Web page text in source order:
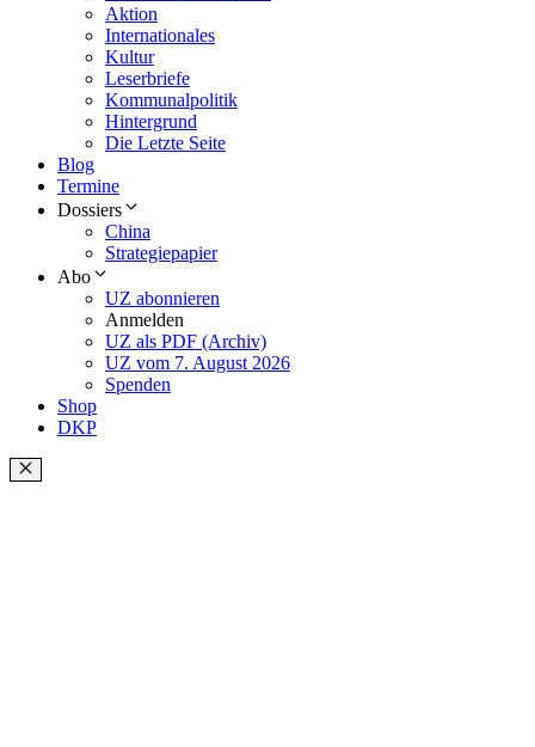
Aktion
Internationales
Kultur
Leserbriefe
Kommunalpolitik
Hintergrund
Die Letzte Seite
Blog
Termine
Dossiers
China
Strategiepapier
Abo
UZ abonnieren
Anmelden
UZ als PDF (Archiv)
UZ vom 7. August 2026
Spenden
Shop
DKP
Schließen